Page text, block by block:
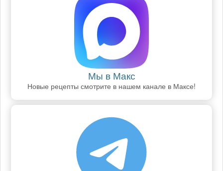
Мы в Макс
Новые рецепты смотрите в нашем канале в Максе!